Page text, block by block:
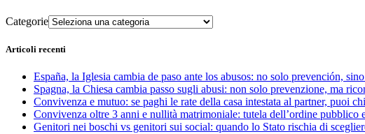
Categorie
Articoli recenti
España, la Iglesia cambia de paso ante los abusos: no solo prevención,
Spagna, la Chiesa cambia passo sugli abusi: non solo prevenzione, ma
Convivenza e mutuo: se paghi le rate della casa intestata al partner, puoi
Convivenza oltre 3 anni e nullità matrimoniale: tutela dell’ordine pubblico
Genitori nei boschi vs genitori sui social: quando lo Stato rischia di